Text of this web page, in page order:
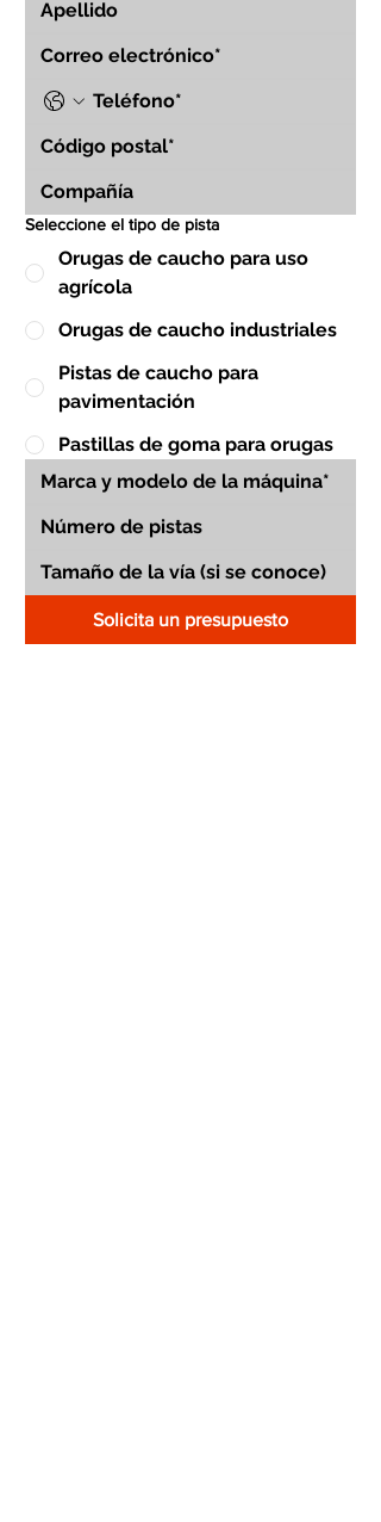
Seleccione el tipo de pista
Orugas de caucho para uso
agrícola
Orugas de caucho industriales
Pistas de caucho para
pavimentación
Pastillas de goma para orugas
Solicita un presupuesto